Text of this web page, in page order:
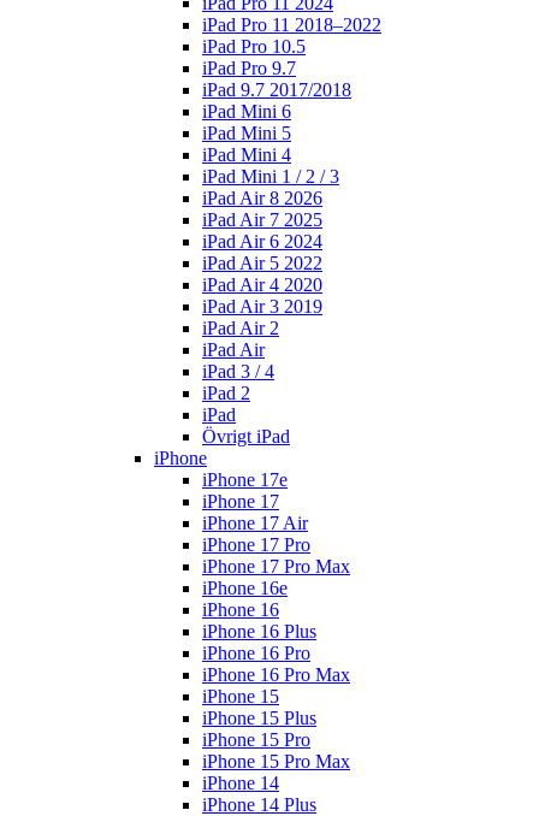
iPad Pro 11 2018–2022
iPad Pro 10.5
iPad Pro 9.7
iPad 9.7 2017/2018
iPad Mini 6
iPad Mini 5
iPad Mini 4
iPad Mini 1 / 2 / 3
iPad Air 8 2026
iPad Air 7 2025
iPad Air 6 2024
iPad Air 5 2022
iPad Air 4 2020
iPad Air 3 2019
iPad Air 2
iPad Air
iPad 3 / 4
iPad 2
iPad
Övrigt iPad
iPhone
iPhone 17e
iPhone 17
iPhone 17 Air
iPhone 17 Pro
iPhone 17 Pro Max
iPhone 16e
iPhone 16
iPhone 16 Plus
iPhone 16 Pro
iPhone 16 Pro Max
iPhone 15
iPhone 15 Plus
iPhone 15 Pro
iPhone 15 Pro Max
iPhone 14
iPhone 14 Plus